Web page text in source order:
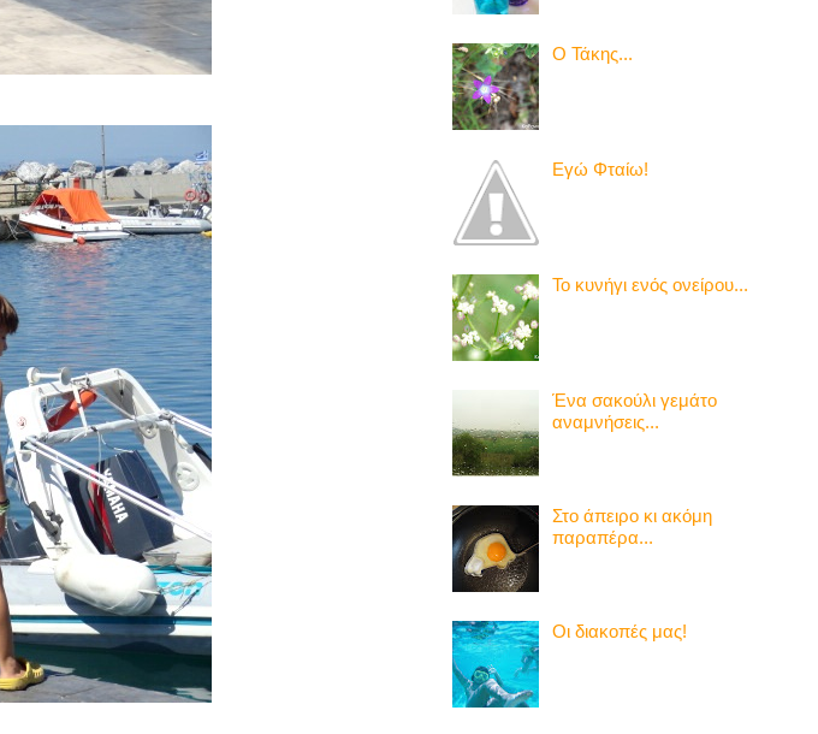
Ο Τάκης...
Εγώ Φταίω!
Το κυνήγι ενός ονείρου...
Ένα σακούλι γεμάτο
αναμνήσεις...
Στο άπειρο κι ακόμη
παραπέρα...
Οι διακοπές μας!